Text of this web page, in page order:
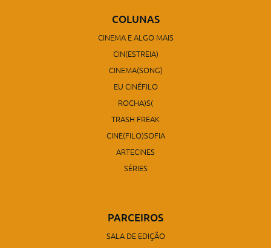
COLUNAS
CINEMA E ALGO MAIS
CIN(ESTREIA)
CINEMA(SONG)
EU CINÉFILO
ROCHA)S(
TRASH FREAK
CINE(FILO)SOFIA
ARTECINES
SÉRIES
PARCEIROS
SALA DE EDIÇÃO